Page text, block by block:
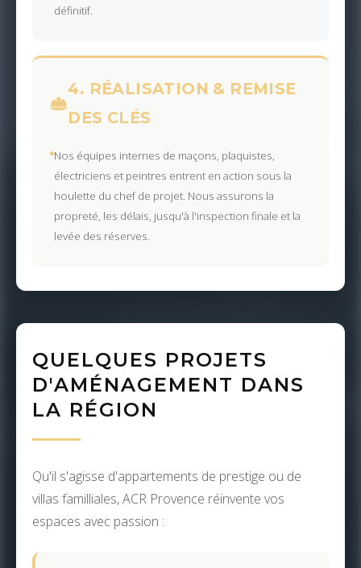
définitif.
4. RÉALISATION & REMISE
DES CLÉS
Nos équipes internes de maçons, plaquistes,
électriciens et peintres entrent en action sous la
houlette du chef de projet. Nous assurons la
propreté, les délais, jusqu'à l'inspection finale et la
levée des réserves.
QUELQUES PROJETS
D'AMÉNAGEMENT DANS
LA RÉGION
Qu'il s'agisse d'appartements de prestige ou de
villas familliales, ACR Provence réinvente vos
espaces avec passion :